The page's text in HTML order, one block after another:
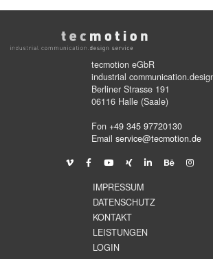
tecmotion eGbR
industrial
Berliner Strasse 191
06116 Halle (Saale)
Fon +49 345 97720130
Email service@tecmotion.de
IMPRESSUM
DATENSCHUTZ
KONTAKT
LEISTUNGEN
LOGIN